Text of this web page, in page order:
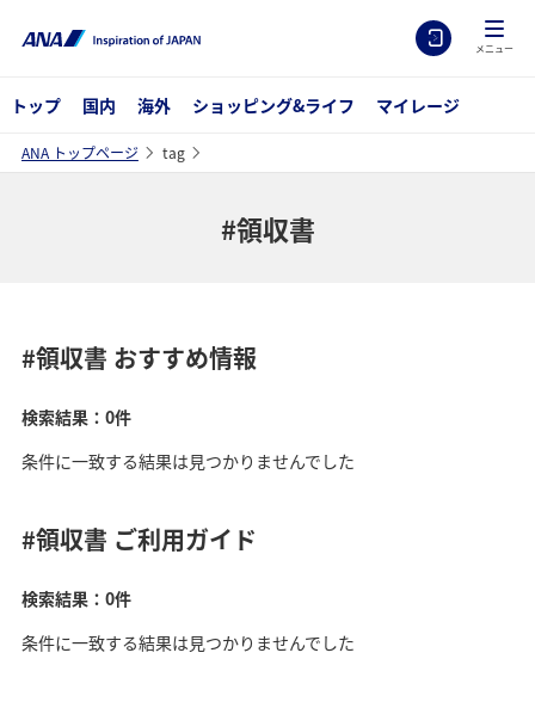
メニュー
トップ 国内 海外 ショッピング&ライフ マイレージ
ANA トップページ tag
#領収書
#領収書 おすすめ情報
検索結果：0件
条件に一致する結果は見つかりませんでした
#領収書 ご利用ガイド
検索結果：0件
条件に一致する結果は見つかりませんでした